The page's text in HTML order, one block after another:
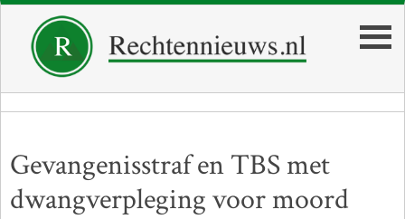
Gevangenisstraf en TBS met
dwangverpleging voor moord